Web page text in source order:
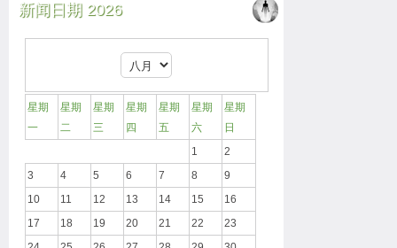
新闻日期 2026
星期
一
星期
二
星期
三
星期
四
星期
五
星期
六
星期
日
1
2
3
4 5 6 7 8
9
10
11 12 13 14 15
16
17
18 19 20 21 22
23